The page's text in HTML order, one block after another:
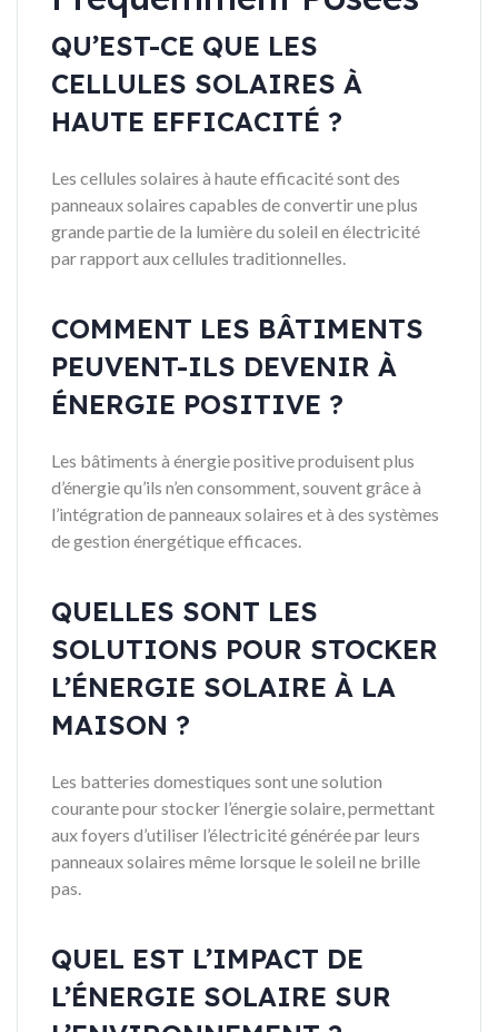
QU’EST-CE QUE LES
CELLULES SOLAIRES À
HAUTE EFFICACITÉ ?
Les cellules solaires à haute efficacité sont des
panneaux solaires capables de convertir une plus
grande partie de la lumière du soleil en électricité
par rapport aux cellules traditionnelles.
COMMENT LES BÂTIMENTS
PEUVENT-ILS DEVENIR À
ÉNERGIE POSITIVE ?
Les bâtiments à énergie positive produisent plus
d’énergie qu’ils n’en consomment, souvent grâce à
l’intégration de panneaux solaires et à des systèmes
de gestion énergétique efficaces.
QUELLES SONT LES
SOLUTIONS POUR STOCKER
L’ÉNERGIE SOLAIRE À LA
MAISON ?
Les batteries domestiques sont une solution
courante pour stocker l’énergie solaire, permettant
aux foyers d’utiliser l’électricité générée par leurs
panneaux solaires même lorsque le soleil ne brille
pas.
QUEL EST L’IMPACT DE
L’ÉNERGIE SOLAIRE SUR